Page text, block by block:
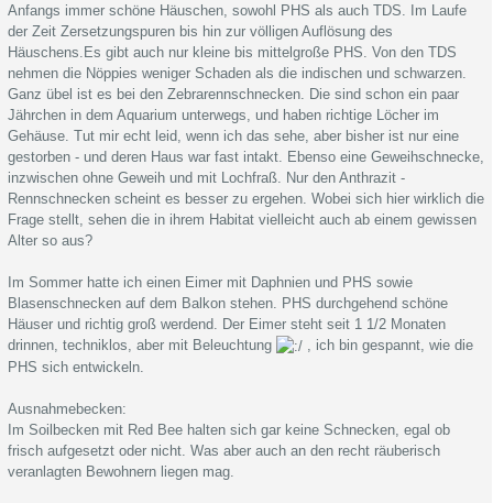
Anfangs immer schöne Häuschen, sowohl PHS als auch TDS. Im Laufe
der Zeit Zersetzungspuren bis hin zur völligen Auflösung des
Häuschens.Es gibt auch nur kleine bis mittelgroße PHS. Von den TDS
nehmen die Nöppies weniger Schaden als die indischen und schwarzen.
Ganz übel ist es bei den Zebrarennschnecken. Die sind schon ein paar
Jährchen in dem Aquarium unterwegs, und haben richtige Löcher im
Gehäuse. Tut mir echt leid, wenn ich das sehe, aber bisher ist nur eine
gestorben - und deren Haus war fast intakt. Ebenso eine Geweihschnecke,
inzwischen ohne Geweih und mit Lochfraß. Nur den Anthrazit -
Rennschnecken scheint es besser zu ergehen. Wobei sich hier wirklich die
Frage stellt, sehen die in ihrem Habitat vielleicht auch ab einem gewissen
Alter so aus?
Im Sommer hatte ich einen Eimer mit Daphnien und PHS sowie
Blasenschnecken auf dem Balkon stehen. PHS durchgehend schöne
Häuser und richtig groß werdend. Der Eimer steht seit 1 1/2 Monaten
drinnen, techniklos, aber mit Beleuchtung
, ich bin gespannt, wie die
PHS sich entwickeln.
Ausnahmebecken:
Im Soilbecken mit Red Bee halten sich gar keine Schnecken, egal ob
frisch aufgesetzt oder nicht. Was aber auch an den recht räuberisch
veranlagten Bewohnern liegen mag.